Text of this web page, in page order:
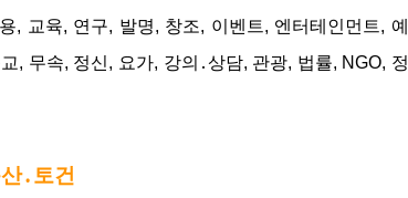
, 교육, 연구, 발명, 창조, 이벤트, 엔터테인먼트, 예
, 무속, 정신, 요가, 강의․상담, 관광, 법률, NGO, 정
․토건